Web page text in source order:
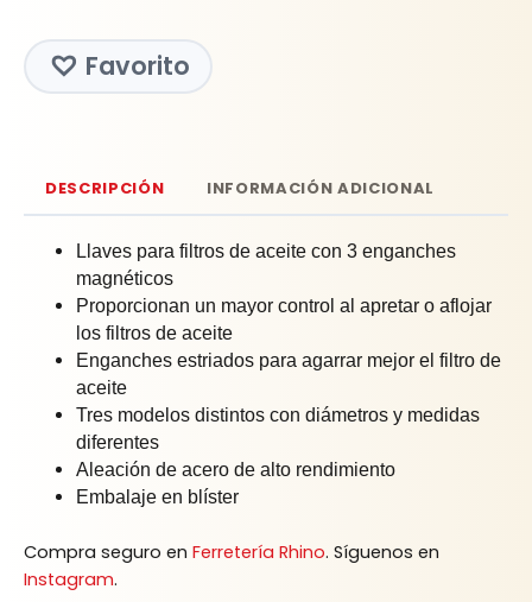
Favorito
DESCRIPCIÓN INFORMACIÓN ADICIONAL
Llaves para filtros de aceite con 3 enganches
magnéticos
Proporcionan un mayor control al apretar o aflojar
los filtros de aceite
Enganches estriados para agarrar mejor el filtro de
aceite
Tres modelos distintos con diámetros y medidas
diferentes
Aleación de acero de alto rendimiento
Embalaje en blíster
Compra seguro en Ferretería Rhino. Síguenos en
Instagram.